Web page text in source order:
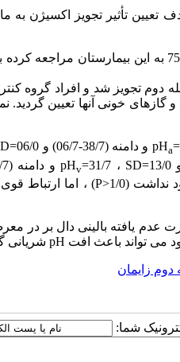
تأثیر تجویز اکسیژن به
این مطالعه بر روی 160 نفر زن باردار که جهت زایمان مهبلی در
خونی آنها تعیین گردید.
pHa و دامنه (38/7-06/7) و 06/0=
SD ، 31/7= pHv و دامنه (44/7-02/7) و 08/0=
(1/0
P>) ، اما ارتباط
یافته بالینی دال بر در
می تواند باعث افت pH شریانی
زایمان
شما: